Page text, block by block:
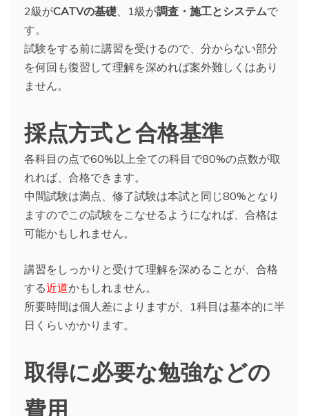
2級がCATVの基礎 、1級が調査・施工とシステムで
す。
試験をする前に講習を受けるので、分からない部分
を何回も復習して理解を深めれば案外難しくはあり
ません。
採点方式と合格基準
各科目の点で60%以上全ての科目で80%の点数が取
れれば、合格できます。
中間試験は満点、修了試験は本試と同じ80%となり
ますのでこの試験をこなせるようになれば、合格は
可能かもしれません。
講習をしっかりと受けて理解を深めることが、合格
する近道かもしれません。
所要時間は個人差によりますが、1科目は基本的に半
日くらいかかります。
取得に必要な勉強などの
費用